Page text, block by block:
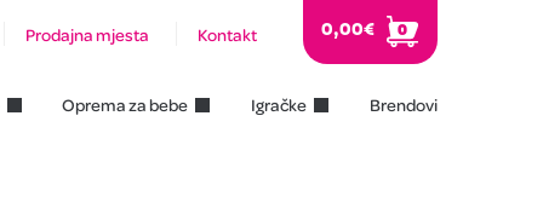
Prodajna mjesta Kontakt 0,00€ 0
Oprema za bebe Igračke Brendovi